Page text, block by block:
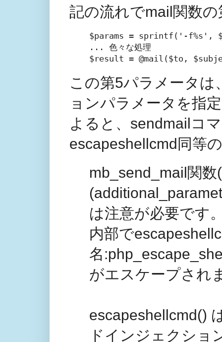
記の流れでmail関数
$params = sprintf('-f%s',
... 色々な処理
$result = @mail($to,
この第5パラメータ
ョンパラメータを指
よると、sendmailコ
escapeshellcmd同等
mb_send_mail関
は注意が必要です
内部で
名
がエスケープされ
escapeshellcmd()
ドインジェクショ